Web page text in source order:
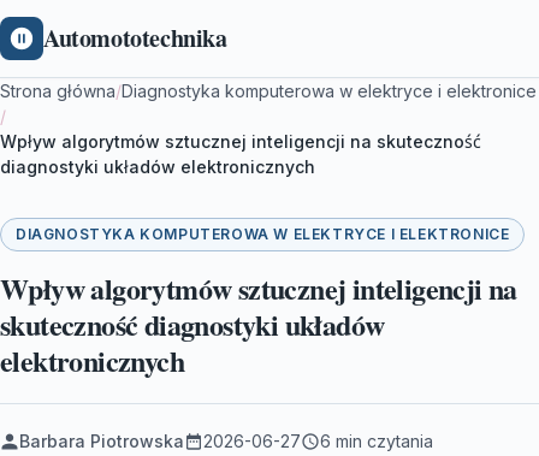
Automototechnika
Strona główna/Diagnostyka komputerowa w elektryce i elektronice
/
Wpływ algorytmów sztucznej inteligencji na skuteczność
diagnostyki układów elektronicznych
DIAGNOSTYKA KOMPUTEROWA W ELEKTRYCE I ELEKTRONICE
Wpływ algorytmów sztucznej inteligencji na
skuteczność diagnostyki układów
elektronicznych
Barbara Piotrowska 2026-06-27 6 min czytania